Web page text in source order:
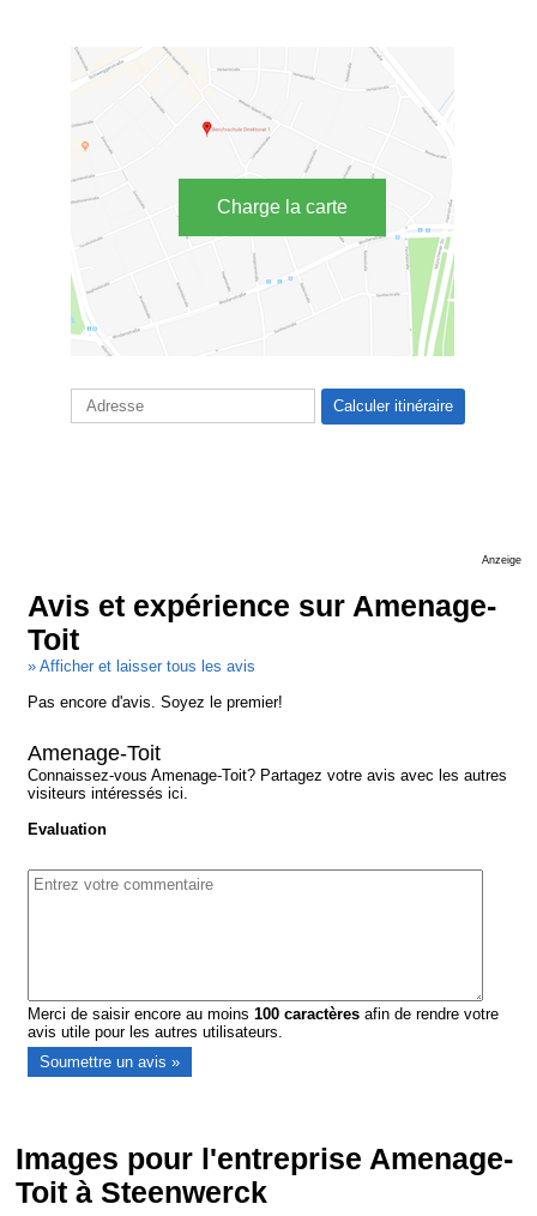
Charge la carte
Anzeige
Avis et expérience sur Amenage-
Toit
» Afficher et laisser tous les avis
Pas encore d'avis. Soyez le premier!
Amenage-Toit
Connaissez-vous Amenage-Toit? Partagez votre avis avec les autres
visiteurs intéressés ici.
Evaluation
Merci de saisir encore au moins100 caractères afin de rendre votre
avis utile pour les autres utilisateurs.
Images pour l'entreprise Amenage-
Toit à Steenwerck